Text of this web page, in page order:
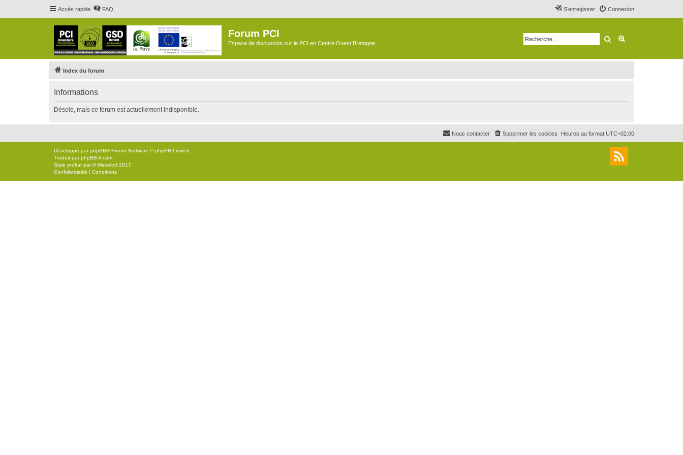
Accès rapide FAQ Connexion
S’enregistrer
Forum PCI
Espace de discussion sur le PCI en Centre Ouest Bretagne Rechercher
Index du forum
Informations
Désolé, mais ce forum est actuellement indisponible.
Heures au format UTC+02:00
Supprimer les cookies
Nous contacter
Développé parphpBB® Forum Software © phpBB Limited
Traduit parphpBB-fr.com
Style proflat par ©Mazeltof 2017
Confidentialité | Conditions